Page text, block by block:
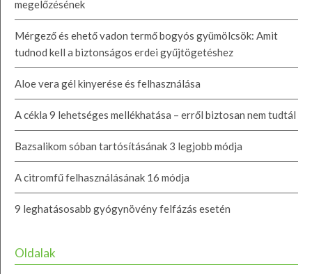
megelőzésének
Mérgező és ehető vadon termő bogyós gyümölcsök: Amit
tudnod kell a biztonságos erdei gyűjtögetéshez
Aloe vera gél kinyerése és felhasználása
A cékla 9 lehetséges mellékhatása – erről biztosan nem tudtál
Bazsalikom sóban tartósításának 3 legjobb módja
A citromfű felhasználásának 16 módja
9 leghatásosabb gyógynövény felfázás esetén
Oldalak